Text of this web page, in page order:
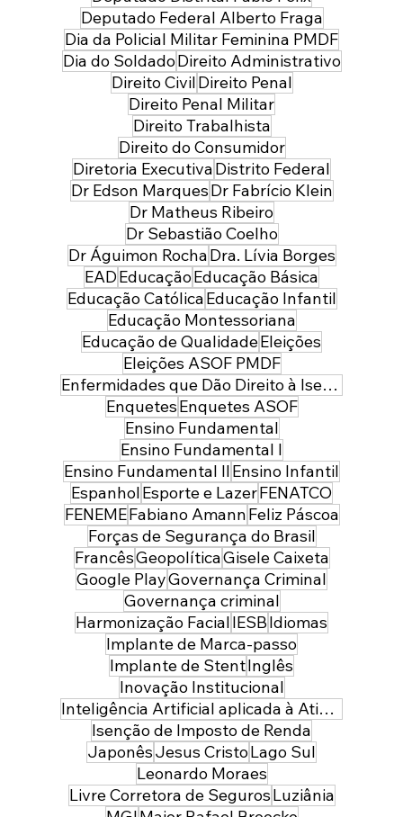
Deputado Federal Alberto Fraga
Dia da Policial Militar Feminina PMDF
Dia do SoldadoDireito Administrativo
Direito CivilDireito Penal
Direito Penal Militar
Direito Trabalhista
Direito do Consumidor
Diretoria ExecutivaDistrito Federal
Dr Edson MarquesDr Fabrício Klein
Dr Matheus Ribeiro
Dr Sebastião Coelho
Dr Águimon RochaDra. Lívia Borges
EADEducaçãoEducação Básica
Educação CatólicaEducação Infantil
Educação Montessoriana
Educação de QualidadeEleições
Eleições ASOF PMDF
Enfermidades que Dão Direito à Isenção de Imposto de Renda
EnquetesEnquetes ASOF
Ensino Fundamental
Ensino Fundamental I
Ensino Fundamental IIEnsino Infantil
EspanholEsporte e LazerFENATCO
FENEMEFabiano AmannFeliz Páscoa
Forças de Segurança do Brasil
FrancêsGeopolíticaGisele Caixeta
Google PlayGovernança Criminal
Governança criminal
Harmonização FacialIESBIdiomas
Implante de Marca-passo
Implante de StentInglês
Inovação Institucional
Inteligência Artificial aplicada à Atividade Policial
Isenção de Imposto de Renda
JaponêsJesus CristoLago Sul
Leonardo Moraes
Livre Corretora de SegurosLuziânia